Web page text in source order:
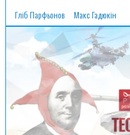
Гліб Парфьонов Макс Гадюкін